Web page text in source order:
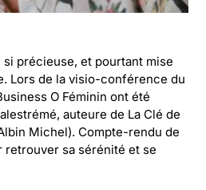
si précieuse, et pourtant mise
Lors de la visio-conférence du
O Féminin ont été
auteure de La Clé de
Michel). Compte-rendu de
sa sérénité et se